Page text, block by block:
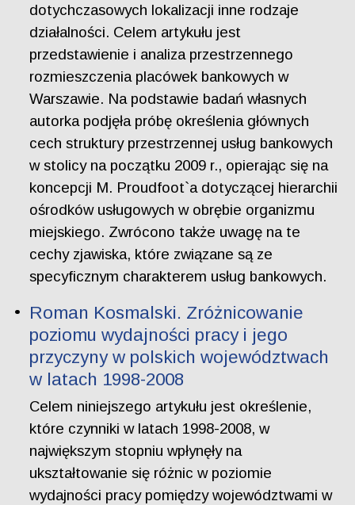
dotychczasowych lokalizacji inne rodzaje
działalności. Celem artykułu jest
przedstawienie i analiza przestrzennego
rozmieszczenia placówek bankowych w
Warszawie. Na podstawie badań własnych
autorka podjęła próbę określenia głównych
cech struktury przestrzennej usług bankowych
w stolicy na początku 2009 r., opierając się na
koncepcji M. Proudfoot`a dotyczącej hierarchii
ośrodków usługowych w obrębie organizmu
miejskiego. Zwrócono także uwagę na te
cechy zjawiska, które związane są ze
specyficznym charakterem usług bankowych.
Roman Kosmalski. Zróżnicowanie
poziomu wydajności pracy i jego
przyczyny w polskich województwach
w latach 1998-2008
Celem niniejszego artykułu jest określenie,
które czynniki w latach 1998-2008, w
największym stopniu wpłynęły na
ukształtowanie się różnic w poziomie
wydajności pracy pomiędzy województwami w